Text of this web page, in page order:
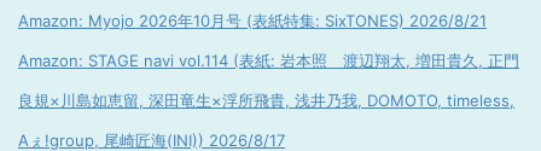
Amazon: Myojo 2026年10月号 (表紙特集: SixTONES) 2026/8/21
Amazon: STAGE navi vol.114 (表紙: 岩本照 渡辺翔太, 増田貴久, 正門
良規×川島如恵留, 深田竜生×浮所飛貴, 浅井乃我, DOMOTO, timeless,
Aぇ!group, 尾崎匠海(INI)) 2026/8/17